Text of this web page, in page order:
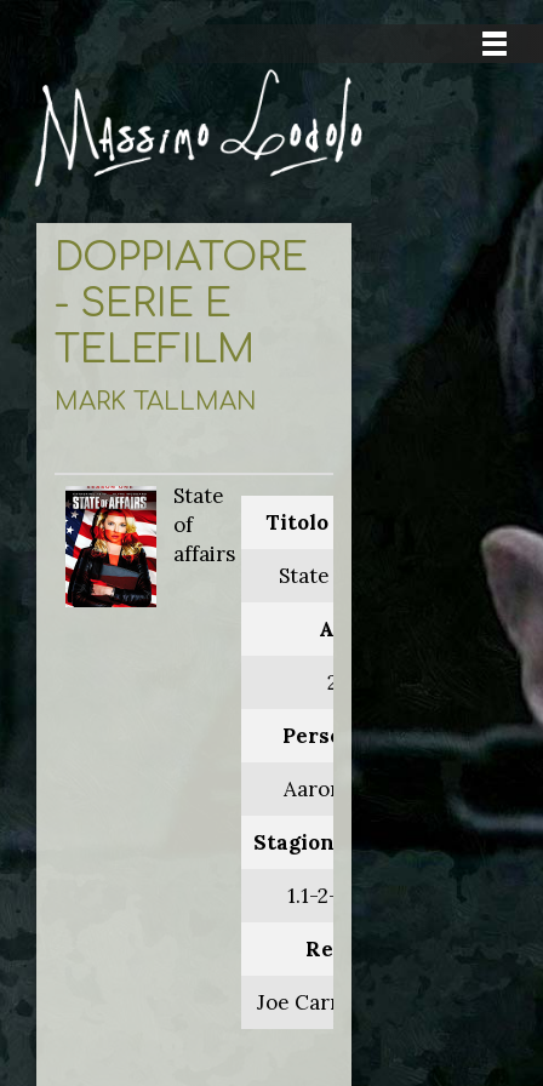
DOPPIATORE
- SERIE E
TELEFILM
MARK TALLMAN
State
of
affairs
Titolo originale:
State of affairs
Anno:
2014
Personaggio:
Aaron Payton
Stagione.Episodio:
1.1-2-3-4-5-6
Regia di:
Joe Carnahan/vari